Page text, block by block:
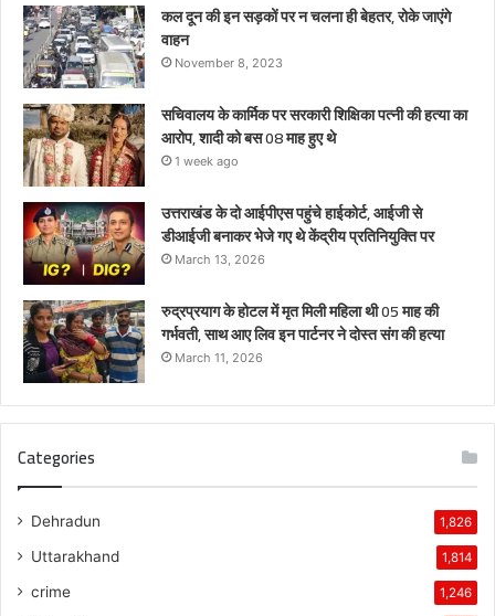
कल दून की इन सड़कों पर न चलना ही बेहतर, रोके जाएंगे
वाहन
November 8, 2023
सचिवालय के कार्मिक पर सरकारी शिक्षिका पत्नी की हत्या का
आरोप, शादी को बस 08 माह हुए थे
1 week ago
उत्तराखंड के दो आईपीएस पहुंचे हाईकोर्ट, आईजी से
डीआईजी बनाकर भेजे गए थे केंद्रीय प्रतिनियुक्ति पर
March 13, 2026
रुद्रप्रयाग के होटल में मृत मिली महिला थी 05 माह की
गर्भवती, साथ आए लिव इन पार्टनर ने दोस्त संग की हत्या
March 11, 2026
Categories
Dehradun 1,826
Uttarakhand 1,814
crime 1,246